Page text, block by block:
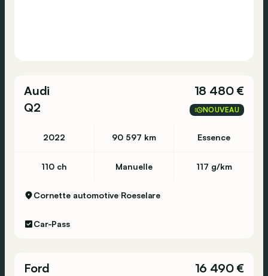
Audi
Q2
18 480 €
NOUVEAU
2022 90 597 km Essence
110 ch Manuelle 117 g/km
Cornette automotive Roeselare
Car-Pass
Ford
16 490 €